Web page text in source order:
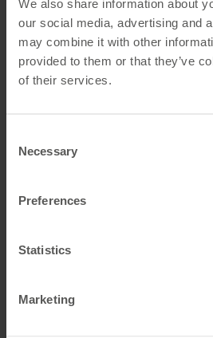
We also share information about
our social media, advertising and
may combine it with other
provided to them or that they’ve
of their services.
Selection
Necessary
Preferences
Statistics
Marketing
hybrid ventilation